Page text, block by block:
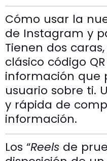
Cómo usar la
de Instagram y
Tienen dos
clásico código
información que
usuario sobre ti.
y rápida de
información.
Los “Reels de